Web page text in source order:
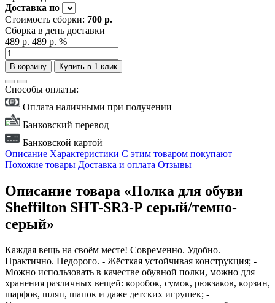
Доставка по
Стоимость сборки: 700 р.
Сборка в день доставки
489 р. 489 р. %
В корзину Купить в 1 клик
Способы оплаты:
Оплата наличными при получении
Банковский перевод
Банковской картой
Описание Характеристики С этим товаром покупают
Похожие товары Доставка и оплата Отзывы
Описание товара «Полка для обуви
Sheffilton SHT-SR3-P серый/темно-
серый»
Каждая вещь на своём месте! Современно. Удобно.
Практично. Недорого. - Жёсткая устойчивая конструкция; -
Можно использовать в качестве обувной полки, можно для
хранения различных вещей: коробок, сумок, рюкзаков, корзин,
шарфов, шляп, шапок и даже детских игрушек; -